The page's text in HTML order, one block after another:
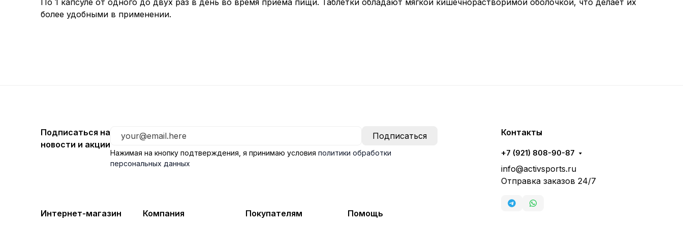
более удобными в применении.
Подписаться на
новости и акции
Нажимая на кнопку подтверждения, я принимаю условия политики обработки
персональных данных
Интернет-магазин
Компания
Покупателям
Помощь
Контакты
+7 (921) 808-90-87
info@activsports.ru
Отправка заказов 24/7